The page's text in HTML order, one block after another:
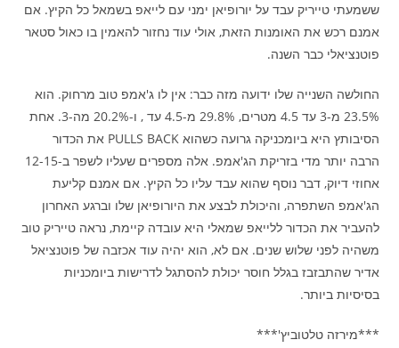
ששמעתי טייריק עבד על יורופיאן ימני עם לייאפ בשמאל כל הקיץ. אם
אמנם רכש את האומנות הזאת, אולי עוד נחזור להאמין בו כאול סטאר
פוטנציאלי כבר השנה.
החולשה השנייה שלו ידועה מזה כבר: אין לו ג'אמפ טוב מרחוק. הוא
23.5% מ-3 עד 4.5 מטרים, 29.8% מ-4.5 עד , ו-20.2% מה-3. אחת
הסיבותץ היא ביומכניקה גרועה כשהוא PULLS BACK את הכדור
הרבה יותר מדי בזריקת הג'אמפ. אלה מספרים שעליו לשפר ב-12-15
אחוזי דיוק, דבר נוסף שהוא עבד עליו כל הקיץ. אם אמנם קליעת
הג'אמפ השתפרה, והיכולת לבצע את היורופיאן שלו וברגע האחרון
להעביר את הכדור ללייאפ שמאלי היא עובדה קיימת, נראה טייריק טוב
משהיה לפני שלוש שנים. אם לא, הוא יהיה עוד אכזבה של פוטנציאל
אדיר שהתבזבז בגלל חוסר יכולת להסתגל לדרישות ביומכניות
בסיסיות ביותר.
***מירזה טלטוביץ'***